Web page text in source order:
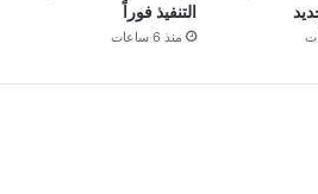
التنفيذ فوراً
منذ 6 ساعات